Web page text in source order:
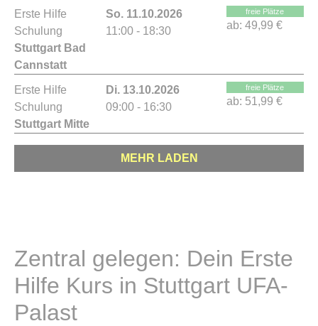
Erste Hilfe
Schulung
Stuttgart Bad
Cannstatt
So. 11.10.2026
11:00 - 18:30
freie Plätze
ab: 49,99 €
Erste Hilfe
Schulung
Stuttgart Mitte
Di. 13.10.2026
09:00 - 16:30
freie Plätze
ab: 51,99 €
MEHR LADEN
Zentral gelegen: Dein Erste
Hilfe Kurs in Stuttgart UFA-
Palast